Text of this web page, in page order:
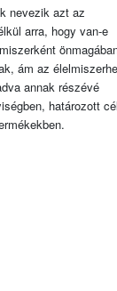
nevezik azt az
arra, hogy van-e
ám az
annak részévé
határozott cél